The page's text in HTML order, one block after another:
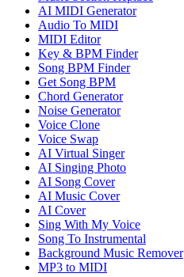
AI MIDI Generator
Audio To MIDI
MIDI Editor
Key & BPM Finder
Song BPM Finder
Get Song BPM
Chord Generator
Noise Generator
Voice Clone
Voice Swap
AI Virtual Singer
AI Singing Photo
AI Song Cover
AI Music Cover
AI Cover
Sing With My Voice
Song To Instrumental
Background Music Remover
MP3 to MIDI